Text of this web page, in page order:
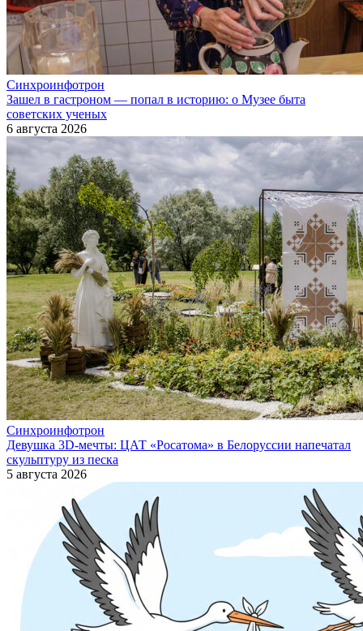
Синхроинфотрон
Зашел в гастроном — попал в историю: о Музее быта
советских ученых
6 августа 2026
Синхроинфотрон
Девушка 3D-мечты: ЦАТ «Росатома» в Белоруссии напечатал
скульптуру из песка
5 августа 2026